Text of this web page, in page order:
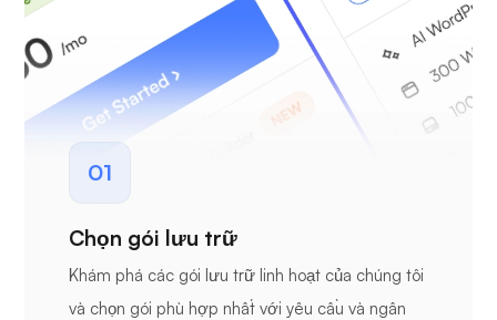
01
Chọn gói lưu trữ
Khám phá các gói lưu trữ linh hoạt của chúng tôi
và chọn gói phù hợp nhất với yêu cầu và ngân